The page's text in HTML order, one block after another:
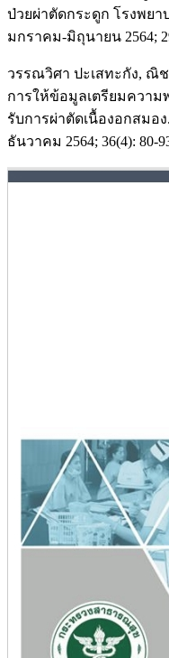
ป่วยผ่าตัดกระดูก โรงพย
มกราคม-มิถุนายน 2564;
วรรณวิศา ปะเสทะกัง, ณิ
การให้ข้อมูลเตรียมควา
รับการผ่าตัดเนื้องอกสมอ
ธันวาคม 2564; 36(4): 80-